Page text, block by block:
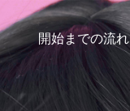
開始までの流れ